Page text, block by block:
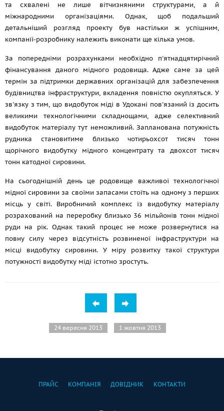
та схвалені не лише вітчизняними структурами, а й
міжнародними організаціями. Однак, щоб подальший
детальніший розгляд проекту був настільки ж успішним,
компанії-розробнику належить виконати ще кілька умов.
За попередніми розрахунками необхідно п'ятнадцятирічний
фінансування даного мідного родовища. Адже саме за цей
термін за підтримки державних організацій для забезпечення
будівництва інфраструктури, вкладення повністю окупляться. У
зв'язку з тим, що видобуток міді в Удокані пов'язаний із досить
великими технологічними складнощами, адже селективний
видобуток матеріалу тут неможливий. Запланована потужність
рудника становитиме близько чотирьохсот тисяч тонн
щорічного видобутку мідного концентрату та двохсот тисяч
тонн катодної сировини.
На сьогоднішній день це родовище важливої технологічної
мідної сировини за своїми запасами стоїть на одному з перших
місць у світі. Виробничий комплекс із видобутку матеріалу
розрахований на переробку близько 36 мільйонів тонн мідної
руди на рік. Однак такий процес не може розвернутися на
повну силу через відсутність розвиненої інфраструктури на
місці видобутку сировини. У міру розвитку такої структури
потужності видобутку міді істотно зростуть.
24 вересня 2013 1 жовтня 2013
ПРАЙС КОМПАНІЯ ДОВІДНИК КОНТАКТИ